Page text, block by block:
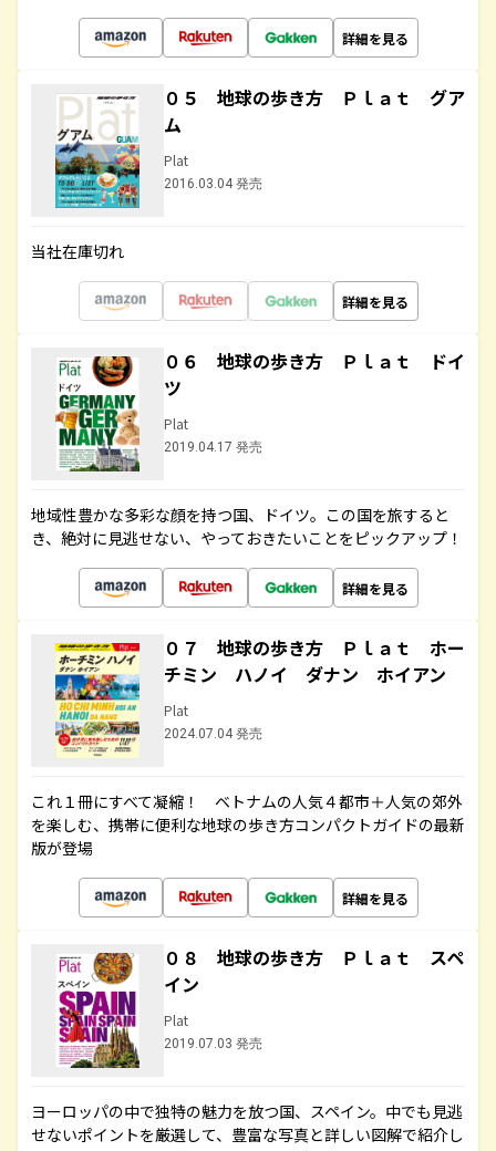
詳細を見る
０５ 地球の歩き方 Ｐｌａｔ グア
ム
Plat
2016.03.04 発売
当社在庫切れ
詳細を見る
０６ 地球の歩き方 Ｐｌａｔ ドイ
ツ
Plat
2019.04.17 発売
地域性豊かな多彩な顔を持つ国、ドイツ。この国を旅すると
き、絶対に見逃せない、やっておきたいことをピックアップ！
詳細を見る
０７ 地球の歩き方 Ｐｌａｔ ホー
チミン ハノイ ダナン ホイアン
Plat
2024.07.04 発売
これ１冊にすべて凝縮！ ベトナムの人気４都市＋人気の郊外
を楽しむ、携帯に便利な地球の歩き方コンパクトガイドの最新
版が登場
詳細を見る
０８ 地球の歩き方 Ｐｌａｔ スペ
イン
Plat
2019.07.03 発売
ヨーロッパの中で独特の魅力を放つ国、スペイン。中でも見逃
せないポイントを厳選して、豊富な写真と詳しい図解で紹介し